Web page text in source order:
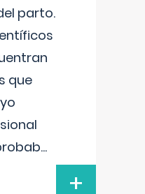
parto.
que
...
+